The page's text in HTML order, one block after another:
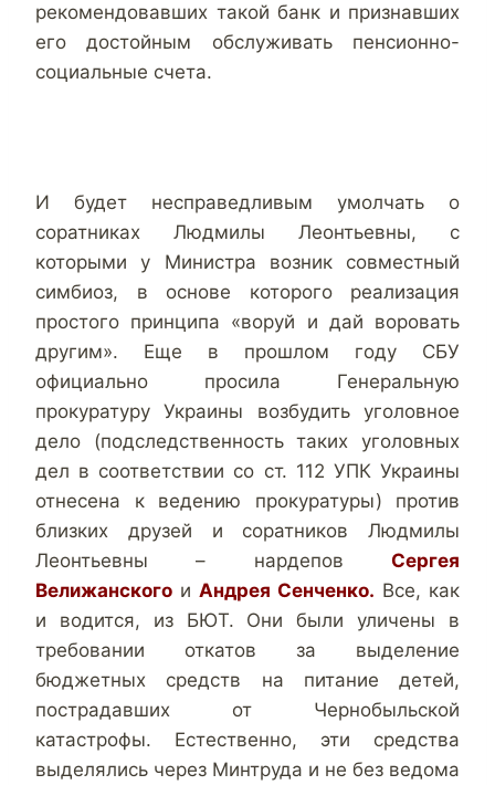
рекомендовавших такой банк и признавших
его достойным обслуживать пенсионно-
социальные счета.
И будет несправедливым умолчать о
соратниках Людмилы Леонтьевны, с
которыми у Министра возник совместный
симбиоз, в основе которого реализация
простого принципа «воруй и дай воровать
другим». Еще в прошлом году СБУ
официально просила Генеральную
прокуратуру Украины возбудить уголовное
дело (подследственность таких уголовных
дел в соответствии со ст. 112 УПК Украины
отнесена к ведению прокуратуры) против
близких друзей и соратников Людмилы
Леонтьевны – нардепов Сергея
Велижанского и Андрея Сенченко. Все, как
и водится, из БЮТ. Они были уличены в
требовании откатов за выделение
бюджетных средств на питание детей,
пострадавших от Чернобыльской
катастрофы. Естественно, эти средства
выделялись через Минтруда и не без ведома